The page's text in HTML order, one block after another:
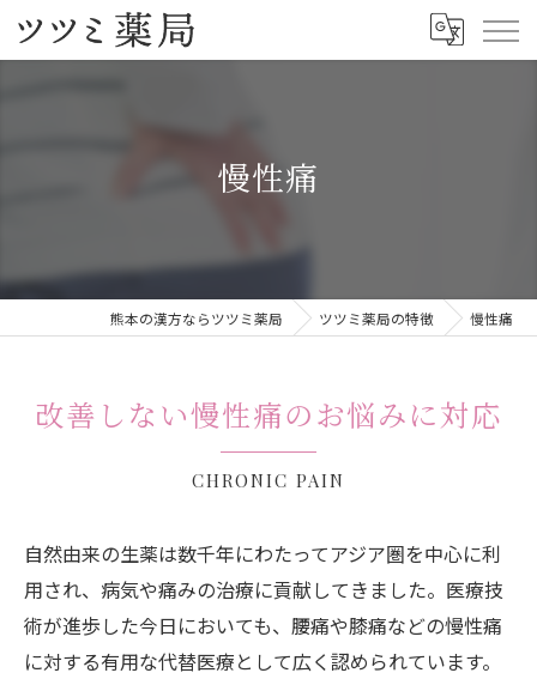
慢性痛
熊本の漢方ならツツミ薬局 ツツミ薬局の特徴 慢性痛
改善しない慢性痛のお悩みに対応
CHRONIC PAIN
自然由来の生薬は数千年にわたってアジア圏を中心に利
用され、病気や痛みの治療に貢献してきました。医療技
術が進歩した今日においても、腰痛や膝痛などの慢性痛
に対する有用な代替医療として広く認められています。